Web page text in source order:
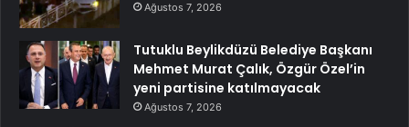
Ağustos 7, 2026
Tutuklu Beylikdüzü Belediye Başkanı
Mehmet Murat Çalık, Özgür Özel’in
yeni partisine katılmayacak
Ağustos 7, 2026